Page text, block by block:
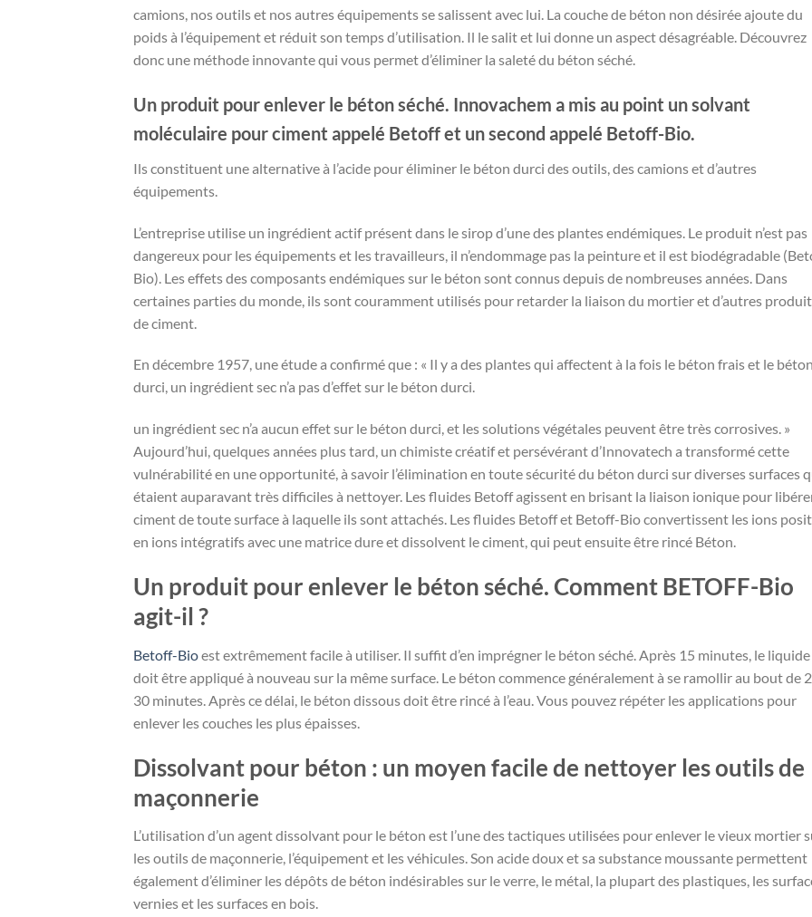
camions, nos outils et nos autres équipements se salissent avec lui. La couche de béton non désirée ajoute du
poids à l’équipement et réduit son temps d’utilisation. Il le salit et lui donne un aspect désagréable. Découvrez
donc une méthode innovante qui vous permet d’éliminer la saleté du béton séché.
Un produit pour enlever le béton séché. Innovachem a mis au point un solvant
moléculaire pour ciment appelé Betoff et un second appelé Betoff-Bio.
Ils constituent une alternative à l’acide pour éliminer le béton durci des outils, des camions et d’autres
équipements.
L’entreprise utilise un ingrédient actif présent dans le sirop d’une des plantes endémiques. Le produit n’est pas
dangereux pour les équipements et les travailleurs, il n’endommage pas la peinture et il est biodégradable
Bio). Les effets des composants endémiques sur le béton sont connus depuis de nombreuses années. Dans
certaines parties du monde, ils sont couramment utilisés pour retarder la liaison du mortier et d’autres
de ciment.
En décembre 1957, une étude a confirmé que : « Il y a des plantes qui affectent à la fois le béton frais et le béton
durci, un ingrédient sec n’a pas d’effet sur le béton durci.
un ingrédient sec n’a aucun effet sur le béton durci, et les solutions végétales peuvent être très corrosives. »
Aujourd’hui, quelques années plus tard, un chimiste créatif et persévérant d’Innovatech a transformé cette
vulnérabilité en une opportunité, à savoir l’élimination en toute sécurité du béton durci sur diverses surfaces
étaient auparavant très difficiles à nettoyer. Les fluides Betoff agissent en brisant la liaison ionique pour
ciment de toute surface à laquelle ils sont attachés. Les fluides Betoff et Betoff-Bio convertissent les ions
en ions intégratifs avec une matrice dure et dissolvent le ciment, qui peut ensuite être rincé Béton.
Un produit pour enlever le béton séché. Comment BETOFF-Bio
agit-il ?
Betoff-Bioest extrêmement facile à utiliser. Il suffit d’en imprégner le béton séché. Après 15 minutes, le liquide
doit être appliqué à nouveau sur la même surface. Le béton commence généralement à se ramollir au bout de
30 minutes. Après ce délai, le béton dissous doit être rincé à l’eau. Vous pouvez répéter les applications pour
enlever les couches les plus épaisses.
Dissolvant pour béton : un moyen facile de nettoyer les outils de
maçonnerie
L’utilisation d’un agent dissolvant pour le béton est l’une des tactiques utilisées pour enlever le vieux mortier
les outils de maçonnerie, l’équipement et les véhicules. Son acide doux et sa substance moussante permettent
également d’éliminer les dépôts de béton indésirables sur le verre, le métal, la plupart des plastiques, les
vernies et les surfaces en bois.